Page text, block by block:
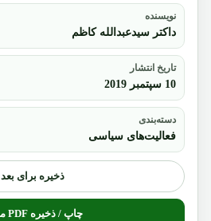
نویسنده
داکتر سیدعبدالله کاظم
تاریخ انتشار
10 سپتمبر 2019
دسته‌بندی
فعالیت‌های سیاسی
ذخیره برای بعد
چاپ / ذخیره PDF مقاله